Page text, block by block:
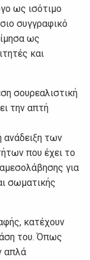
ως ισότιμο
συγγραφικό
ως
και
σουρεαλιστική
την απτή
ανάδειξη των
που έχει το
για
σωματικής
κατέχουν
του. Όπως
απλά